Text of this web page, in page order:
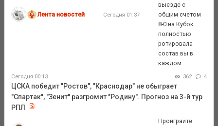
Лента новостей Сегодня 01:37
выезде с
общим счетом
8-0 на Кубок
полностью
ротировала
состав вы в
каждом ...
Сегодня 00:13 362 4
ЦСКА победит "Ростов", "Краснодар" не обыграет
"Спартак", "Зенит" разгромит "Родину". Прогноз на 3-й тур
РПЛ
Проиграйте